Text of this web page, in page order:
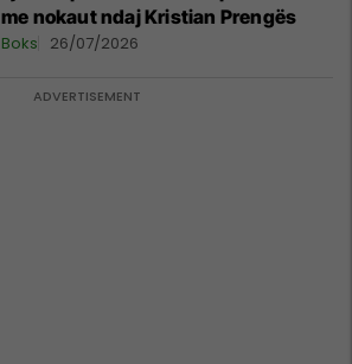
me nokaut ndaj Kristian Prengës
Boks 26/07/2026